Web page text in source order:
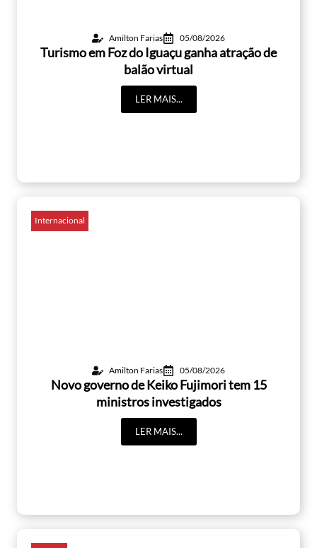
Amilton Farias 05/08/2026
Turismo em Foz do Iguaçu ganha atração de
balão virtual
LER MAIS...
Internacional
Amilton Farias 05/08/2026
Novo governo de Keiko Fujimori tem 15
ministros investigados
LER MAIS...